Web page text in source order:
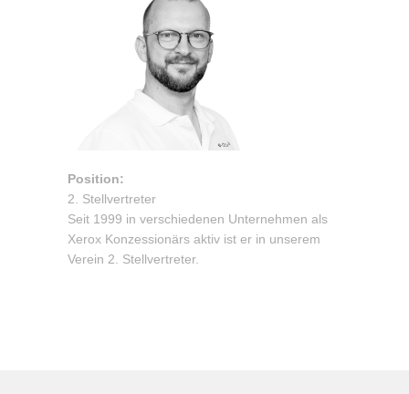
Position:
2. Stellvertreter
Seit 1999 in verschiedenen Unternehmen als
Xerox Konzessionärs aktiv ist er in unserem
Verein 2. Stellvertreter.